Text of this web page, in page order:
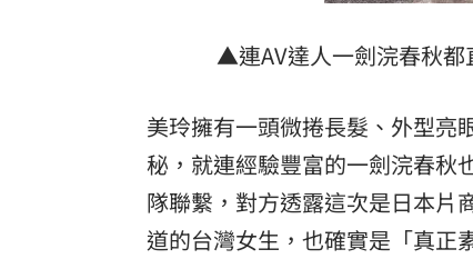
▲連AV達人一劍浣春秋都
美玲擁有一頭微捲長髮、外型亮
秘，就連經驗豐富的一劍浣春秋
隊聯繫，對方透露這次是日本片
道的台灣女生，也確實是「真正